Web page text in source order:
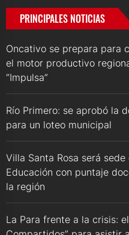
PRINCIPALES NOTICIAS
Oncativo se prepara para
el motor productivo
“Impulsa”
Río Primero: se aprobó la
para un loteo municipal
Villa Santa Rosa será
Educación con puntaje
la región
La Para frente a la crisis: